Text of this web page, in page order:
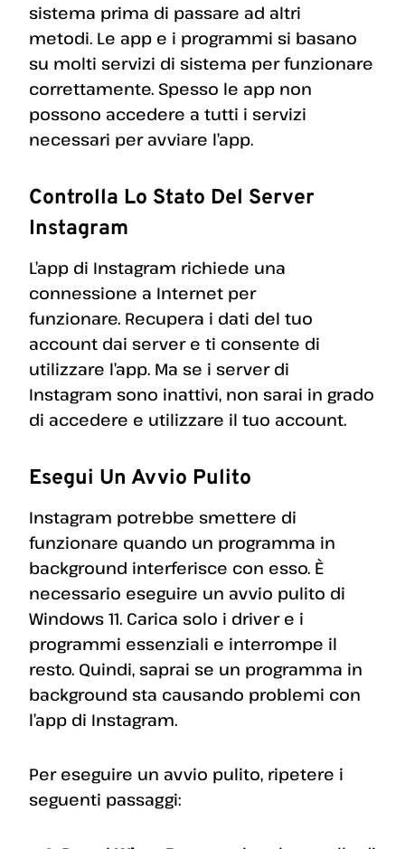
sistema prima di passare ad altri
metodi. Le app e i programmi si basano
su molti servizi di sistema per funzionare
correttamente. Spesso le app non
possono accedere a tutti i servizi
necessari per avviare l’app.
Controlla Lo Stato Del Server
Instagram
L’app di Instagram richiede una
connessione a Internet per
funzionare. Recupera i dati del tuo
account dai server e ti consente di
utilizzare l’app. Ma se i server di
Instagram sono inattivi, non sarai in grado
di accedere e utilizzare il tuo account.
Esegui Un Avvio Pulito
Instagram potrebbe smettere di
funzionare quando un programma in
background interferisce con esso. È
necessario eseguire un avvio pulito di
Windows 11. Carica solo i driver e i
programmi essenziali e interrompe il
resto. Quindi, saprai se un programma in
background sta causando problemi con
l’app di Instagram.
Per eseguire un avvio pulito, ripetere i
seguenti passaggi: